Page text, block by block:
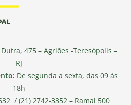
475 – Agriões -Teresópolis –
RJ
De segunda a sexta, das 09 às
18h
/ (21) 2742-3352 – Ramal 500